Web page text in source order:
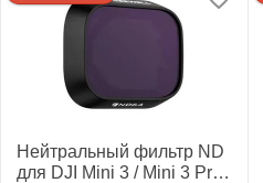
Нейтральный фильтр ND
для DJI Mini 3 / Mini 3 Pro